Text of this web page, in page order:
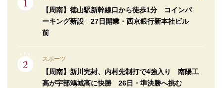
【周南】徳山駅新幹線口から徒歩1分 コインパ
ーキング新設 27日開業・西京銀行新本社ビル
前
スポーツ
【周南】新川完封、内村先制打で4強入り 南陽工
高が宇部鴻城高に快勝 26日・準決勝へ挑む